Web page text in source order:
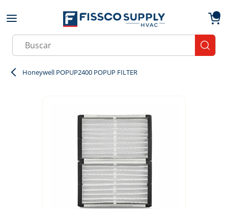
Skip to main content
Site Search
Honeywell POPUP2400 POPUP FILTER